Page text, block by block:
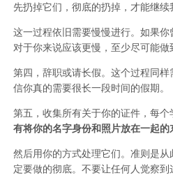
先扔掉它们，彻底的扔掉，才能继续
这一过程依旧需要慢慢进行。如果
对于你来说应该更慢，至少尽可能做
第四，辞职或请长假。这个过程同样
信你真的需要很长一段时间的假期。
第五，收集所有关于你的证件，每个
有将你的名字身份和照片放在一起的
然后用你的方式处理它们。准则是
定要做的彻底。不要让任何人觉察